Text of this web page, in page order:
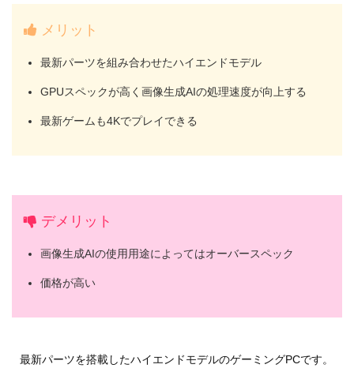
メリット
最新パーツを組み合わせたハイエンドモデル
GPUスペックが高く画像生成AIの処理速度が向上する
最新ゲームも4Kでプレイできる
デメリット
画像生成AIの使用用途によってはオーバースペック
価格が高い
最新パーツを搭載したハイエンドモデルのゲーミングPCです。